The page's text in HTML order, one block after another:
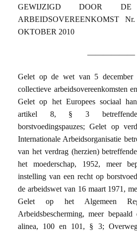
GEWIJZIGD DOOR DE
ARBEIDSOVEREENKOMST
OKTOBER 2010
——————
Gelet op de wet van 5 december
collectieve arbeidsovereenkomsten
Gelet op het Europees sociaal
artikel 8, § 3
borstvoedingspauzes; Gelet op
Internationale Arbeidsorganisatie
van het verdrag (herzien)
het moederschap, 1952, meer
instelling van een recht op
de arbeidswet van 16 maart 1971,
Gelet op het Algemeen
Arbeidsbescherming, meer
alinea, 100 en 101, § 3;